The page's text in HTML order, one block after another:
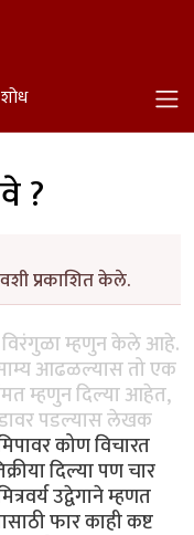
शोध
?
प्रकाशित केले.
म्हणुन केले आहे.
आढळल्यास तो एक
म्हणुन दिल्या आहेत,
पडल्यास लेखक
कोण विचारत
दिल्या पण चार
उद्वेगाने म्हणत
फार काही कष्ट